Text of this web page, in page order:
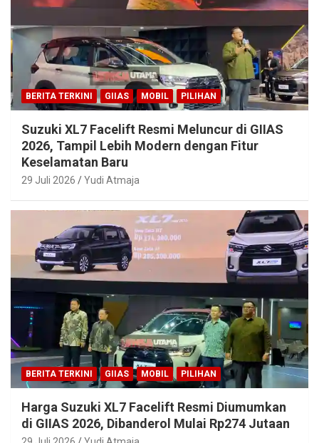
BERITA TERKINI GIIAS MOBIL PILIHAN
Suzuki XL7 Facelift Resmi Meluncur di GIIAS
2026, Tampil Lebih Modern dengan Fitur
Keselamatan Baru
29 Juli 2026 Yudi Atmaja
BERITA TERKINI GIIAS MOBIL PILIHAN
Harga Suzuki XL7 Facelift Resmi Diumumkan
di GIIAS 2026, Dibanderol Mulai Rp274 Jutaan